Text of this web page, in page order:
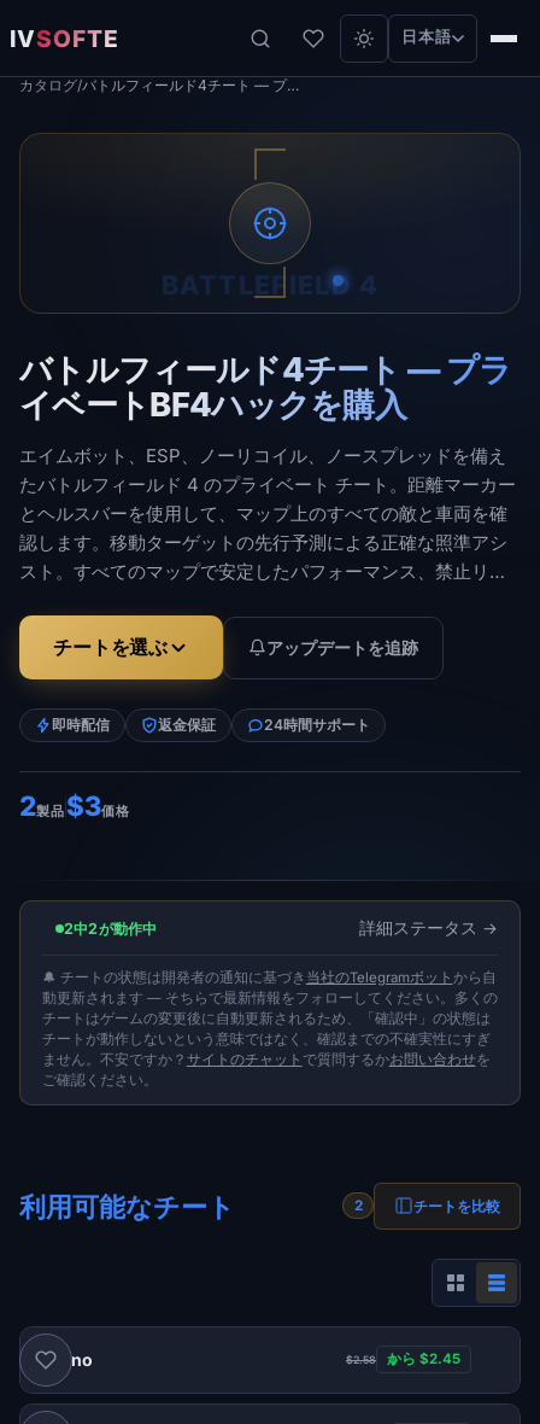
IVSOFTE 日本語
カタログ/ バトルフィールド4チート — プライベートBF4ハックを購入
バトルフィールド4チート — プラ
イベートBF4ハックを購入
エイムボット、ESP、ノーリコイル、ノースプレッドを備え
たバトルフィールド 4 のプライベート チート。距離マーカー
とヘルスバーを使用して、マップ上のすべての敵と車両を確
認します。移動ターゲットの先行予測による正確な照準アシ
スト。すべてのマップで安定したパフォーマンス、禁止リス
的なアップデートにより、完全な機能が維持されます。オン
ラインで購入すると、鍵がすぐに配達されます。
チートを選ぶ アップデートを追跡
即時配信 返金保証 24時間サポート
2製品$3価格
BATTLEFIELD 4
2中2が動作中 詳細ステータス
🔔 チートの状態は開発者の通知に基づき 当社のTelegramボット から自
動更新されます — そちらで最新情報をフォローしてください。多くの
チートはゲームの変更後に自動更新されるため、「確認中」の状態は
チートが動作しないという意味ではなく、確認までの不確実性にすぎ
ません。不安ですか？ サイトのチャット で質問するかお問い合わせを
ご確認ください。
利用可能なチート 2 チートを比較
Satano $2.58 から $2.45